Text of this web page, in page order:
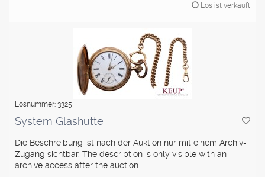
Los ist verkauft
Losnummer: 3325
System Glashütte
Die Beschreibung ist nach der Auktion nur mit einem Archiv-
Zugang sichtbar. The description is only visible with an
archive access after the auction.